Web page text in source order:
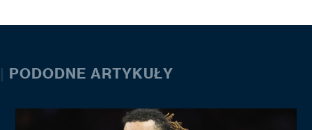
| PODODNE ARTYKUŁY